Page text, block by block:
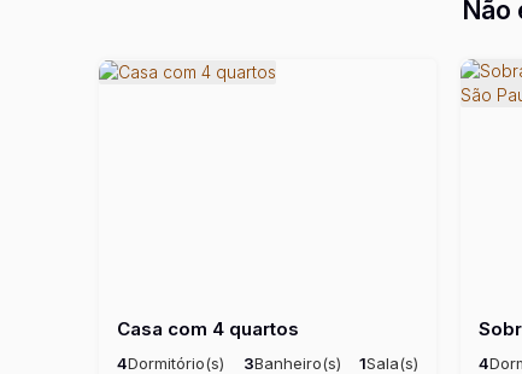
Não
Casa com 4 quartos
4Dormitório(s) 3Banheiro(s) 1Sala(s)
4